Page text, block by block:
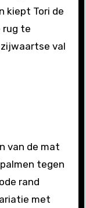
kiept Tori de
rug te
val
van de mat
tegen
rand
met